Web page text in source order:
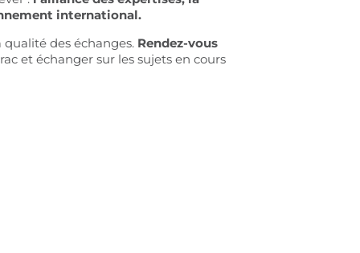
international.
des échanges. Rendez-vous
et échanger sur les sujets en cours